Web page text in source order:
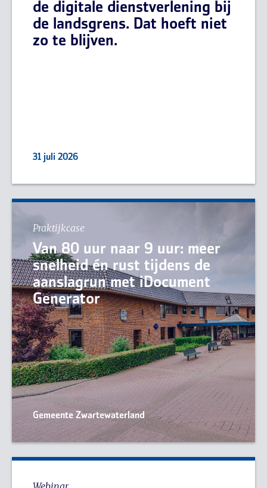
de digitale dienstverlening bij
de landsgrens. Dat hoeft niet
zo te blijven.
31 juli 2026
Praktijkcase
Van 80 uur naar 9 uur: meer
snelheid én rust tijdens de
aanslagrun met iDocument
Generator
Gemeente Zwartewaterland